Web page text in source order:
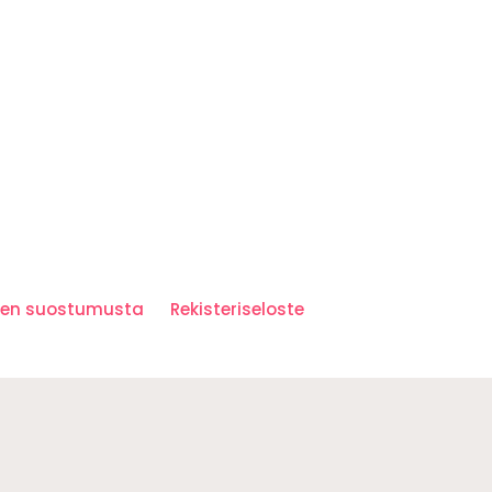
suostumusta Rekisteriseloste